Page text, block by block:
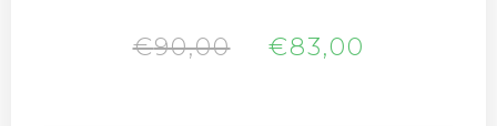
€90,00 €83,00